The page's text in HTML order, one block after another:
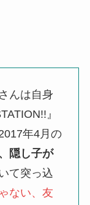
んは自身
』
年4月の
隠し子が
て突っ込
ない、友